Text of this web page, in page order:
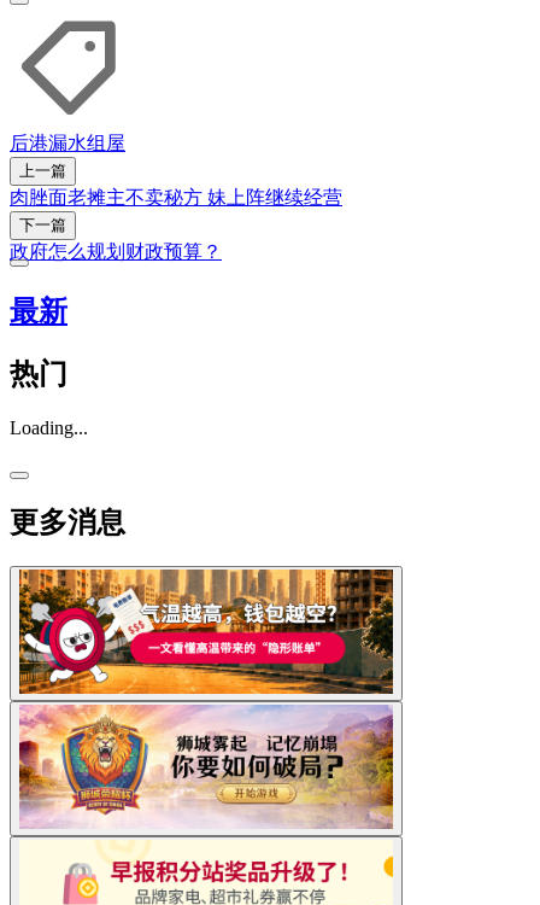
后港漏水组屋
上一篇
肉脞面老摊主不卖秘方 妹上阵继续经营
下一篇
政府怎么规划财政预算？
最新
热门
Loading...
更多消息